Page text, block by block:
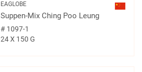
EAGLOBE
Suppen-Mix Ching Poo Leung
#1097-1
24 X 150 G